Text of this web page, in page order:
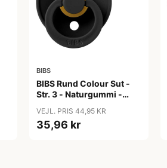
BIBS
BIBS Rund Colour Sut -
Str. 3 - Naturgummi -
VEJL. PRIS 44,95 KR
35,96 kr